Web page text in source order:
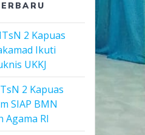
2 Kapuas
Ikuti
UKKJ
2 Kapuas
SIAP BMN
Agama RI